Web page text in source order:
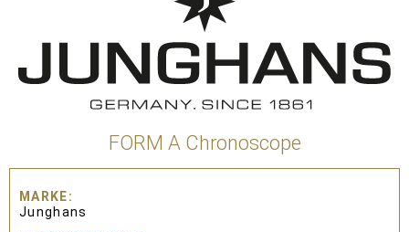
FORM A Chronoscope
MARKE
Junghans